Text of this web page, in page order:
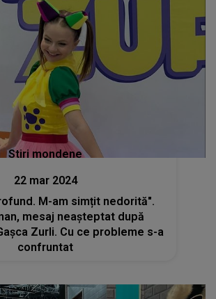
Stiri mondene
22 mar 2024
M-am simțit nedorită".
mesaj neașteptat după
ce probleme s-a
confruntat